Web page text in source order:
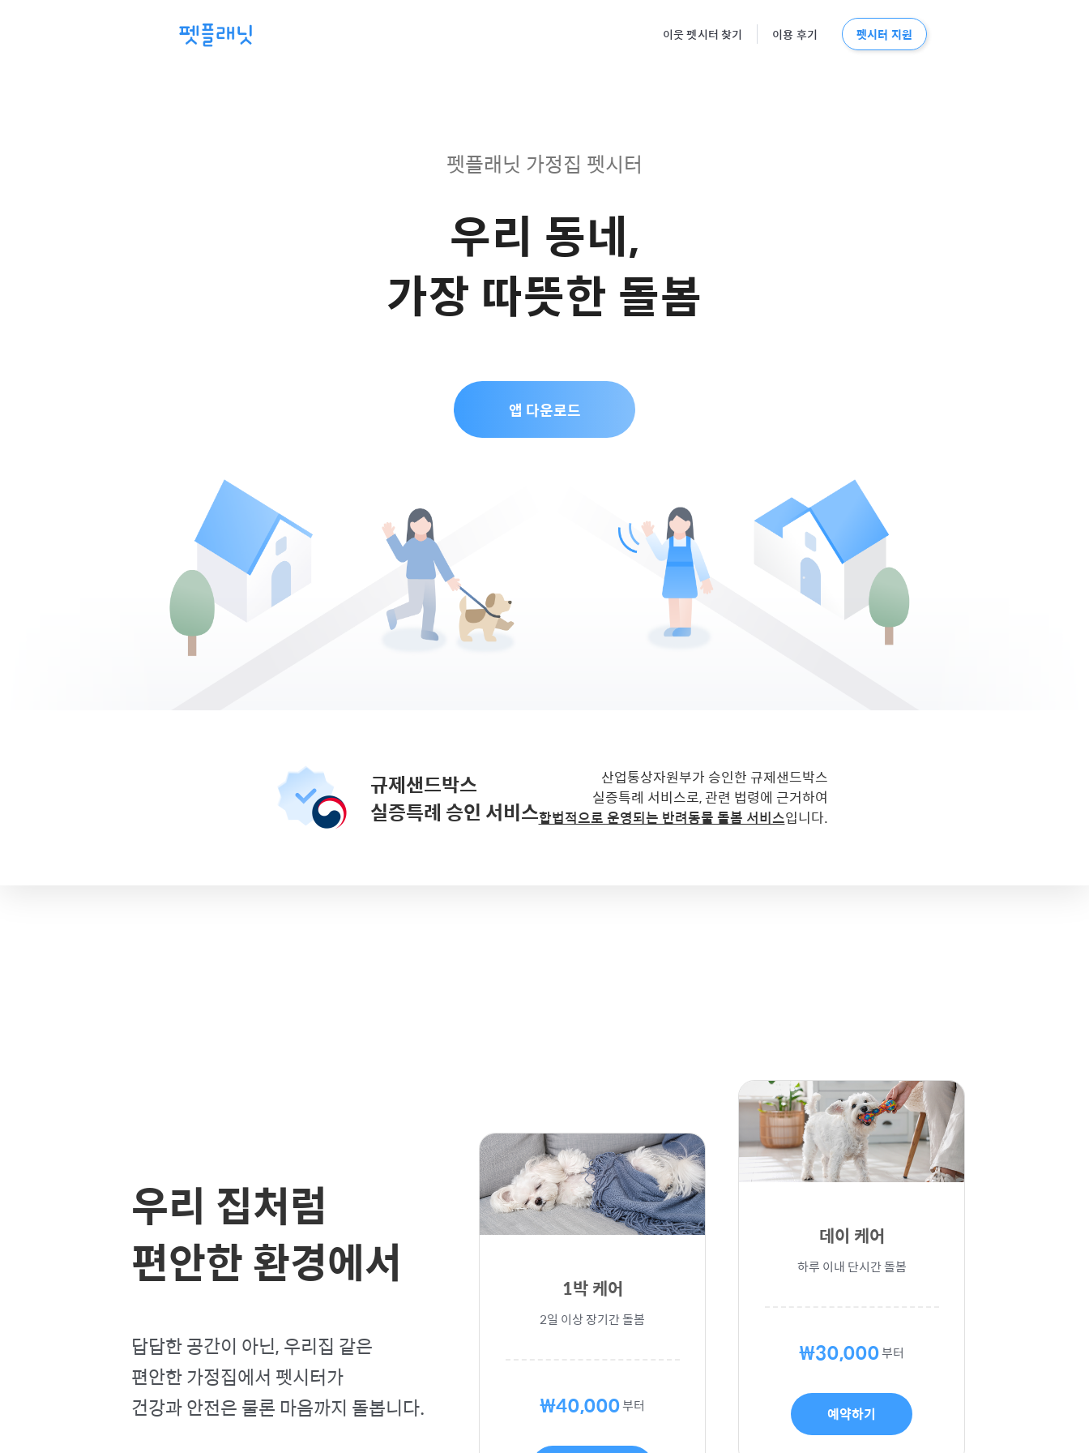
이웃 펫시터 찾기 이용 후기 펫시터 지원
펫플래닛 가정집 펫시터
우리 동네,
가장 따뜻한 돌봄
앱 다운로드
규제샌드박스
실증특례 승인 서비스
산업통상자원부가 승인한 규제샌드박스
실증특례 서비스로, 관련 법령에 근거하여
합법적으로 운영되는 반려동물 돌봄 서비스입니다.
우리 집처럼
편안한 환경에서
답답한 공간이 아닌, 우리집 같은
편안한 가정집에서 펫시터가
건강과 안전은 물론 마음까지 돌봅니다.
1박 케어
2일 이상 장기간 돌봄
₩40,000부터
데이 케어
하루 이내 단시간 돌봄
₩30,000부터
예약하기